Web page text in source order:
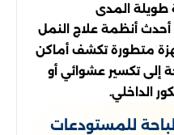
طويلة المدى
أحدث أنظمة علاج النمل
متطورة تكشف أماكن
إلى تكسير عشوائي أو
الداخلي.
للمستودعات